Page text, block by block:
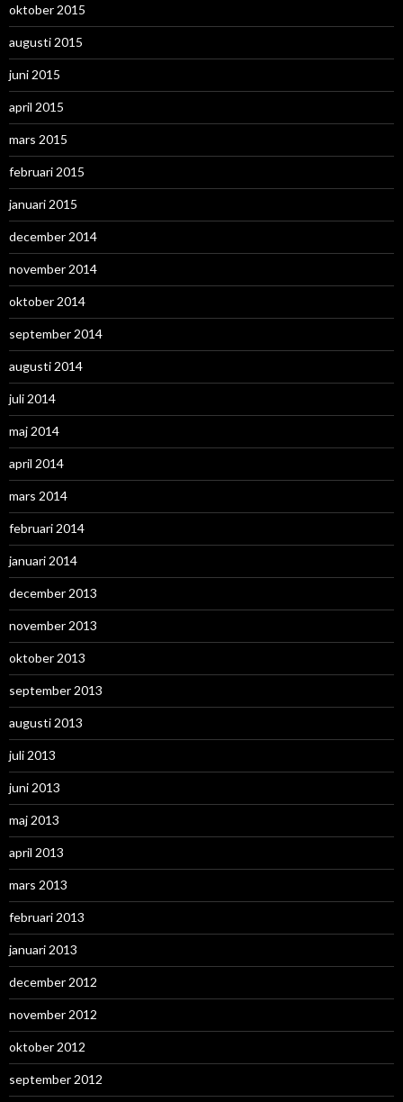
oktober 2015
augusti 2015
juni 2015
april 2015
mars 2015
februari 2015
januari 2015
december 2014
november 2014
oktober 2014
september 2014
augusti 2014
juli 2014
maj 2014
april 2014
mars 2014
februari 2014
januari 2014
december 2013
november 2013
oktober 2013
september 2013
augusti 2013
juli 2013
juni 2013
maj 2013
april 2013
mars 2013
februari 2013
januari 2013
december 2012
november 2012
oktober 2012
september 2012